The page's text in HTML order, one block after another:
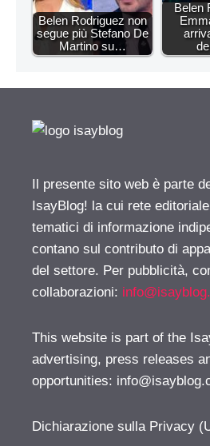
Belen Rodriguez non
segue più Stefano De
Martino su…
Belen
Il presente sito web è parte
IsayBlog! la cui rete
tematici di informazione
contano sul contributo di
del settore. Per pubblicità,
collaborazioni:
This website is part of the
advertising, press releases
opportunities:
Dichiarazione sulla Privacy